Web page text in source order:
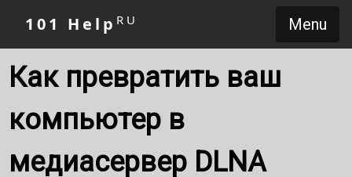
Menu
101 Help RU
Как превратить ваш
компьютер в
медиасервер DLNA